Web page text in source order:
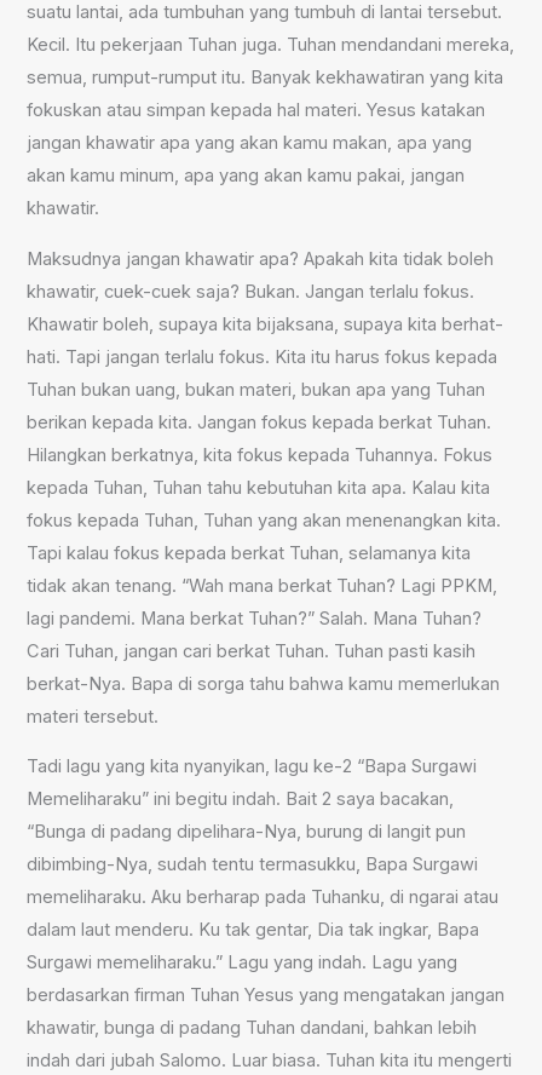
suatu lantai, ada tumbuhan yang tumbuh di lantai tersebut.
Kecil. Itu pekerjaan Tuhan juga. Tuhan mendandani mereka,
semua, rumput-rumput itu. Banyak kekhawatiran yang kita
fokuskan atau simpan kepada hal materi. Yesus katakan
jangan khawatir apa yang akan kamu makan, apa yang
akan kamu minum, apa yang akan kamu pakai, jangan
khawatir.
Maksudnya jangan khawatir apa? Apakah kita tidak boleh
khawatir, cuek-cuek saja? Bukan. Jangan terlalu fokus.
Khawatir boleh, supaya kita bijaksana, supaya kita berhat-
hati. Tapi jangan terlalu fokus. Kita itu harus fokus kepada
Tuhan bukan uang, bukan materi, bukan apa yang Tuhan
berikan kepada kita. Jangan fokus kepada berkat Tuhan.
Hilangkan berkatnya, kita fokus kepada Tuhannya. Fokus
kepada Tuhan, Tuhan tahu kebutuhan kita apa. Kalau kita
fokus kepada Tuhan, Tuhan yang akan menenangkan kita.
Tapi kalau fokus kepada berkat Tuhan, selamanya kita
tidak akan tenang. “Wah mana berkat Tuhan? Lagi PPKM,
lagi pandemi. Mana berkat Tuhan?” Salah. Mana Tuhan?
Cari Tuhan, jangan cari berkat Tuhan. Tuhan pasti kasih
berkat-Nya. Bapa di sorga tahu bahwa kamu memerlukan
materi tersebut.
Tadi lagu yang kita nyanyikan, lagu ke-2 “Bapa Surgawi
Memeliharaku” ini begitu indah. Bait 2 saya bacakan,
“Bunga di padang dipelihara-Nya, burung di langit pun
dibimbing-Nya, sudah tentu termasukku, Bapa Surgawi
memeliharaku. Aku berharap pada Tuhanku, di ngarai atau
dalam laut menderu. Ku tak gentar, Dia tak ingkar, Bapa
Surgawi memeliharaku.” Lagu yang indah. Lagu yang
berdasarkan firman Tuhan Yesus yang mengatakan jangan
khawatir, bunga di padang Tuhan dandani, bahkan lebih
indah dari jubah Salomo. Luar biasa. Tuhan kita itu mengerti